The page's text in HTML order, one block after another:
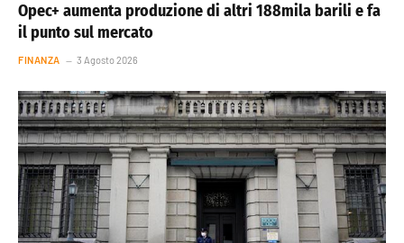
Opec+ aumenta produzione di altri 188mila barili e fa
il punto sul mercato
FINANZA 3 Agosto 2026